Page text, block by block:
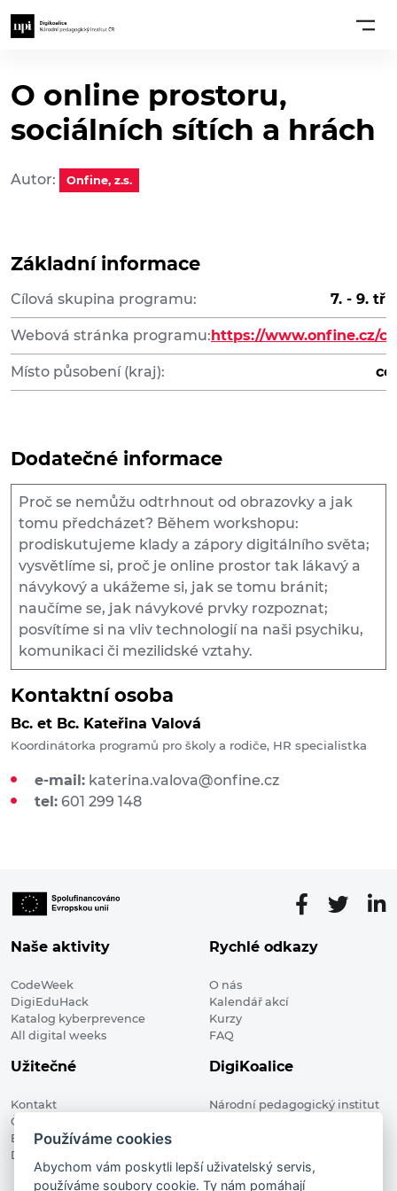
O online prostoru,
sociálních sítích a hrách
Autor: Onfine, z.s.
Základní informace
Cílová skupina programu: 7. - 9.
Webová stránka programu: https://www.onfine.cz/c/
Místo působení (kraj):
Dodatečné informace
Proč se nemůžu odtrhnout od obrazovky a jak
tomu předcházet? Během workshopu:
prodiskutujeme klady a zápory digitálního světa;
vysvětlíme si, proč je online prostor tak lákavý a
návykový a ukážeme si, jak se tomu bránit;
naučíme se, jak návykové prvky rozpoznat;
posvítíme si na vliv technologií na naši psychiku,
komunikaci či mezilidské vztahy.
Kontaktní osoba
Bc. et Bc. Kateřina Valová
Koordinátorka programů pro školy a rodiče, HR specialistka
e-mail: katerina.valova@onfine.cz
tel: 601 299 148
Naše aktivity
CodeWeek
DigiEduHack
Katalog kyberprevence
All digital weeks
Rychlé odkazy
O nás
Kalendář akcí
Kurzy
FAQ
Užitečné
Kontakt
Členské organizace
Blog
Digitalizace ve vzdělávání
DigiKoalice
Národní pedagogický institut
Používáme cookies
Abychom vám poskytli lepší uživatelský servis,
používáme soubory cookie. Ty nám pomáhají